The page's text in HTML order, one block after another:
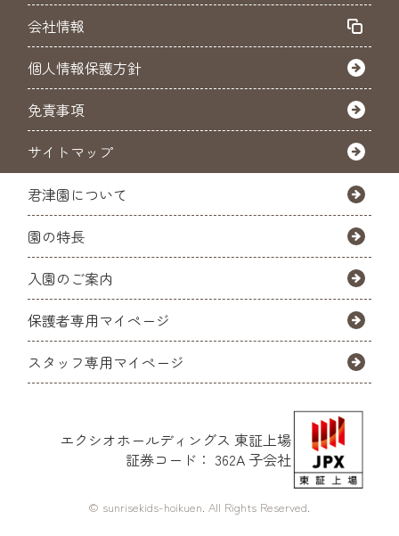
会社情報
個人情報保護方針
免責事項
サイトマップ
君津園について
園の特長
入園のご案内
保護者専用マイページ
スタッフ専用マイページ
エクシオホールディングス 東証上場
証券コード： 362A 子会社
© sunrisekids-hoikuen. All Rights Reserved.